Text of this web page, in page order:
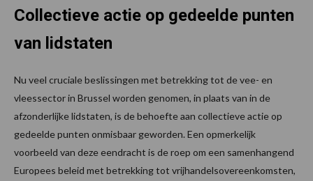
Collectieve actie op gedeelde punten
van lidstaten
Nu veel cruciale beslissingen met betrekking tot de vee- en
vleessector in Brussel worden genomen, in plaats van in de
afzonderlijke lidstaten, is de behoefte aan collectieve actie op
gedeelde punten onmisbaar geworden. Een opmerkelijk
voorbeeld van deze eendracht is de roep om een samenhangend
Europees beleid met betrekking tot vrijhandelsovereenkomsten,